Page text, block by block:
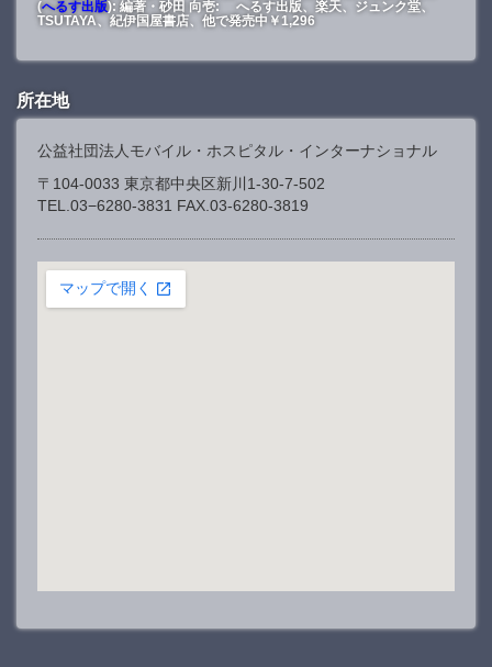
(へるす出版): 編著・砂田 向壱: へるす出版、楽天、ジュンク堂、
TSUTAYA、紀伊国屋書店、他で発売中￥1,296
所在地
公益社団法人モバイル・ホスピタル・インターナショナル
〒104-0033 東京都中央区新川1-30-7-502
TEL.03−6280-3831 FAX.03-6280-3819